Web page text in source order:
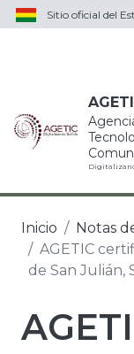
Pasar alSitio oficial del
Inicio
Notas
AGETIC
de San Julián,